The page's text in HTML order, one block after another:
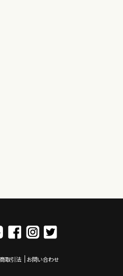
取引法 お問い合わせ